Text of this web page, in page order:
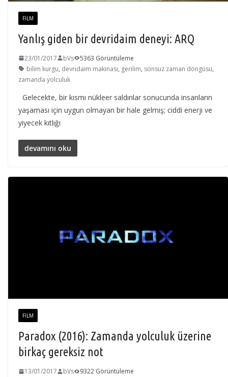
FILM
Yanlış giden bir devridaim deneyi: ARQ
23/01/2017 bVs
5363 Görüntüleme
bilim kurgu, devridaim makinası, gerilim, sonsuz zaman döngüsü,
zamanda yolculuk
Gelecekte, bir kısmı nükleer saldırılar sonucunda insanların
yaşaması için uygun olmayan bir hale gelmiş; ciddi enerji ve
yiyecek kıtlığı
devamını oku
FILM
Paradox (2016): Zamanda yolculuk üzerine
birkaç gereksiz not
13/01/2017 bVs
9322 Görüntüleme